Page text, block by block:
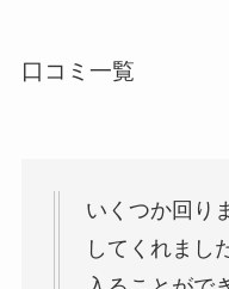
口コミ一覧
いくつか回り
してくれまし